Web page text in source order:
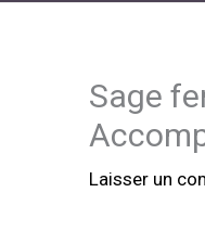
Sage
Laisser un